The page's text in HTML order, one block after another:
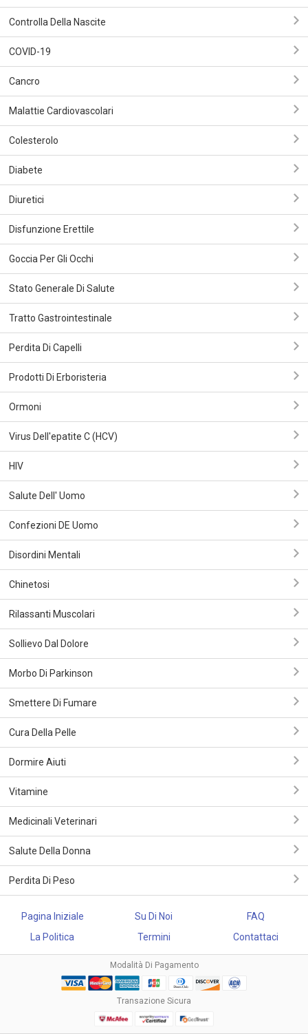
Controlla Della Nascite
COVID-19
Сancro
Malattie Cardiovascolari
Colesterolo
Diabete
Diuretici
Disfunzione Erettile
Goccia Per Gli Occhi
Stato Generale Di Salute
Tratto Gastrointestinale
Perdita Di Capelli
Prodotti Di Erboristeria
Ormoni
Virus Dell'epatite C (HCV)
HIV
Salute Dell' Uomo
Confezioni DE Uomo
Disordini Mentali
Chinetosi
Rilassanti Muscolari
Sollievo Dal Dolore
Morbo Di Parkinson
Smettere Di Fumare
Cura Della Pelle
Dormire Aiuti
Vitamine
Medicinali Veterinari
Salute Della Donna
Perdita Di Peso
Pagina Iniziale Su Di Noi
FAQ
La Politica
Termini Contattaci
Modalità Di Pagamento
Transazione Sicura